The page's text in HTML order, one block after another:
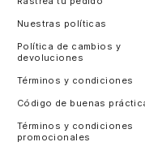
Nuestras políticas
Política de cambios y
devoluciones
Términos y condiciones
Código de buenas
Términos y condiciones
promocionales